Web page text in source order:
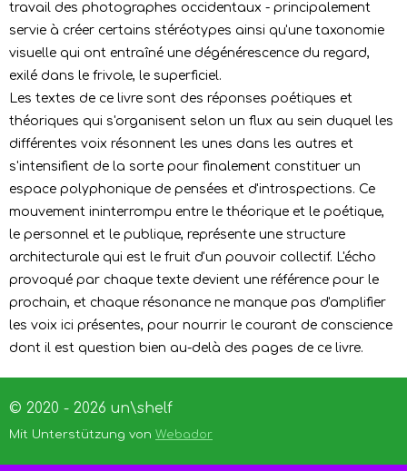
travail des photographes occidentaux - principalement
servie à créer certains stéréotypes ainsi qu'une taxonomie
visuelle qui ont entraîné une dégénérescence du regard,
exilé dans le frivole, le superficiel.
Les textes de ce livre sont des réponses poétiques et
théoriques qui s'organisent selon un flux au sein duquel les
différentes voix résonnent les unes dans les autres et
s'intensifient de la sorte pour finalement constituer un
espace polyphonique de pensées et d'introspections. Ce
mouvement ininterrompu entre le théorique et le poétique,
le personnel et le publique, représente une structure
architecturale qui est le fruit d'un pouvoir collectif. L'écho
provoqué par chaque texte devient une référence pour le
prochain, et chaque résonance ne manque pas d'amplifier
les voix ici présentes, pour nourrir le courant de conscience
dont il est question bien au-delà des pages de ce livre.
© 2020 - 2026 un\shelf
Mit Unterstützung von Webador